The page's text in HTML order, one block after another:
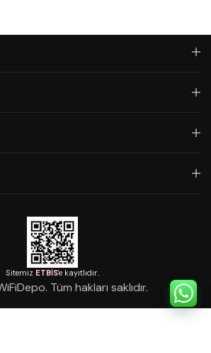
Sitemiz ETBİS'e kayıtlıdır.
Tüm hakları saklıdır.